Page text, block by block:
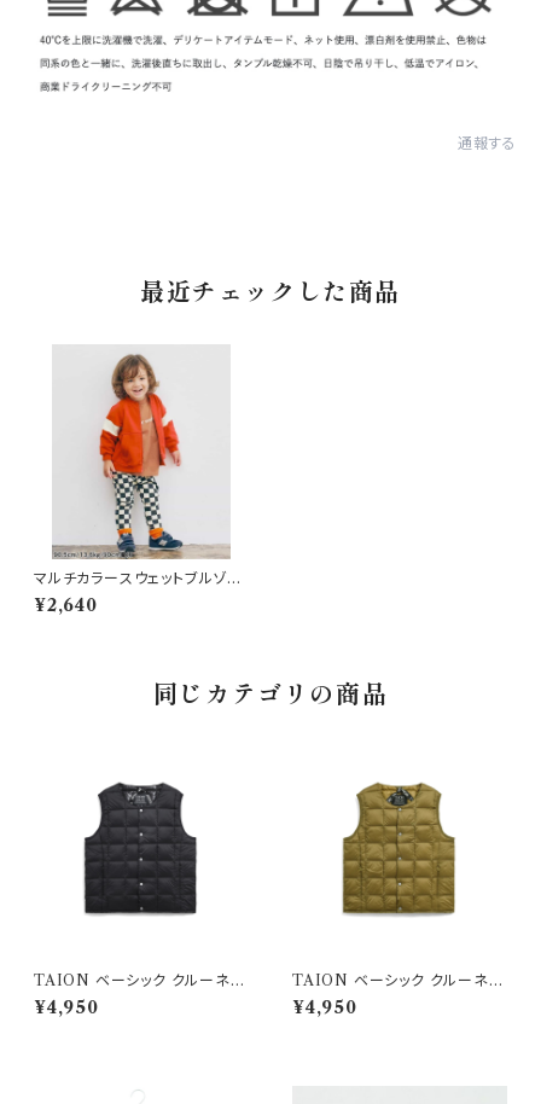
通報する
最近チェックした商品
マルチカラースウェットブルゾ
ン レッド
¥2,640
同じカテゴリの商品
TAION ベーシック クルーネッ
ク インナーダウンベスト ブラッ
ク
¥4,950
TAION ベーシック クルーネッ
ク インナーダウンベスト ベージ
ュ
¥4,950